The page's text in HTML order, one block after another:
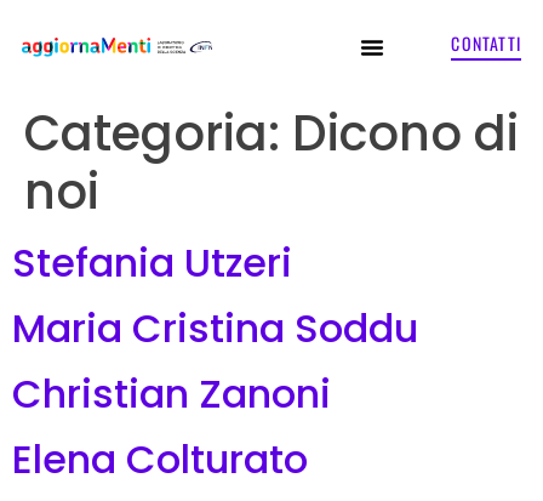
CONTATTI
Categoria: Dicono di
noi
Stefania Utzeri
Maria Cristina Soddu
Christian Zanoni
Elena Colturato